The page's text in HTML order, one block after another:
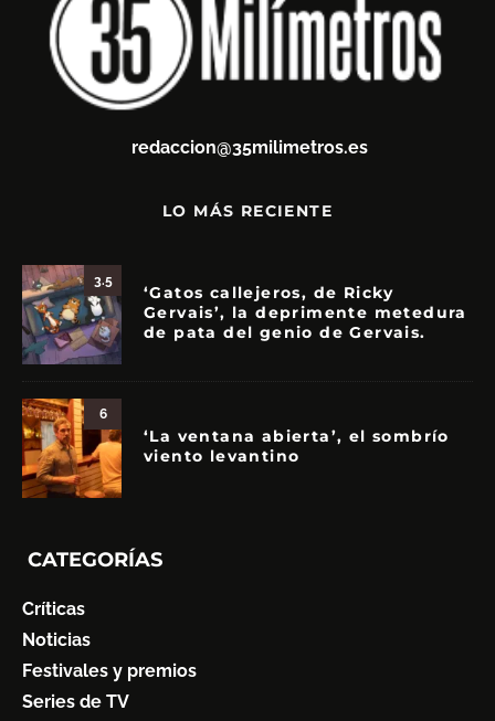
redaccion@35milimetros.es
LO MÁS RECIENTE
3.5
‘Gatos callejeros, de Ricky
Gervais’, la deprimente metedura
de pata del genio de Gervais.
6
‘La ventana abierta’, el sombrío
viento levantino
CATEGORÍAS
Críticas
Noticias
Festivales y premios
Series de TV